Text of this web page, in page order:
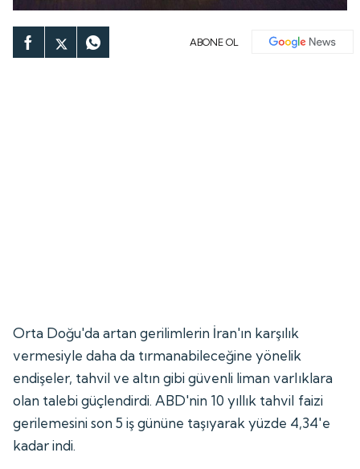
ABONE OL
Orta Doğu'da artan gerilimlerin İran'ın karşılık
vermesiyle daha da tırmanabileceğine yönelik
endişeler, tahvil ve altın gibi güvenli liman varlıklara
olan talebi güçlendirdi. ABD'nin 10 yıllık tahvil faizi
gerilemesini son 5 iş gününe taşıyarak yüzde 4,34'e
kadar indi.